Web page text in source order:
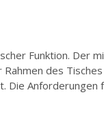
Funktion. Der
des
Die